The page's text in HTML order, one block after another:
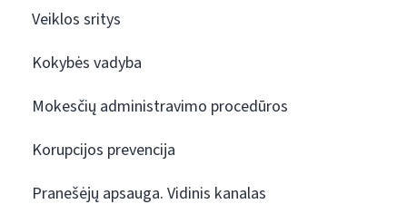
Veiklos sritys
Kokybės vadyba
Mokesčių administravimo procedūros
Korupcijos prevencija
Pranešėjų apsauga. Vidinis kanalas